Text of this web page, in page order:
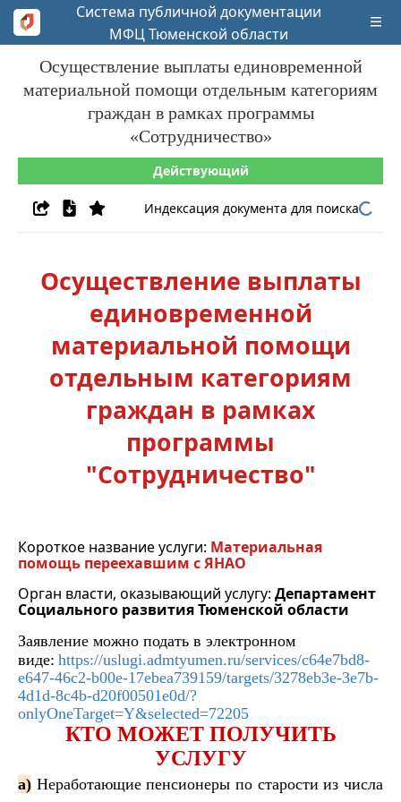
Система публичной документации
МФЦ Тюменской области
Осуществление выплаты единовременной
материальной помощи отдельным категориям
граждан в рамках программы
«Сотрудничество»
Действующий
Индексация документа для поиска
Осуществление выплаты
единовременной
материальной помощи
отдельным категориям
граждан в рамках
программы
"Сотрудничество"
Короткое название услуги: Материальная
помощь переехавшим с ЯНАО
Орган власти, оказывающий услугу: Департамент
Социального развития Тюменской области
Заявление можно подать в электронном
виде: https://uslugi.admtyumen.ru/services/c64e7bd8-
e647-46c2-b00e-17ebea739159/targets/3278eb3e-3e7b-
4d1d-8c4b-d20f00501e0d/?
onlyOneTarget=Y&selected=72205
КТО МОЖЕТ ПОЛУЧИТЬ
УСЛУГУ
а) Неработающие пенсионеры по старости из числа